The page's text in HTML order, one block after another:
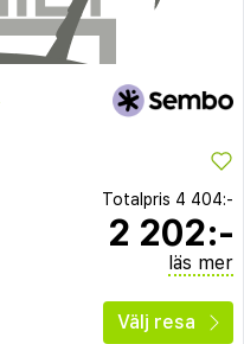
Totalpris 4 404:-
2 202:-
läs mer
Välj resa